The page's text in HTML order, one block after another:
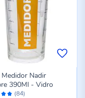
(84)
Medidor Nadir
390Ml - Vidro